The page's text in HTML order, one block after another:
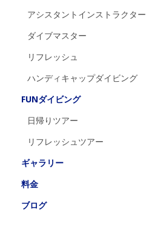
アシスタントインストラクター
ダイブマスター
リフレッシュ
ハンディキャップダイビング
FUNダイビング
日帰りツアー
リフレッシュツアー
ギャラリー
料金
ブログ